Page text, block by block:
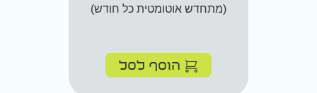
(מתחדש אוטומטית כל חודש)
הוסף לסל